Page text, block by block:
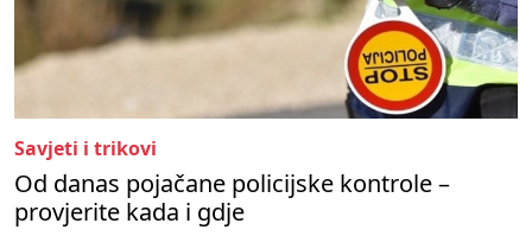
Savjeti i trikovi
Od danas pojačane policijske kontrole –
provjerite kada i gdje